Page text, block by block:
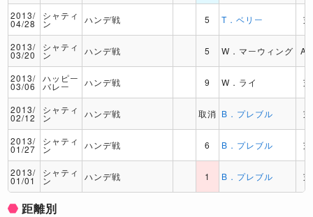
2013/
04/28
シャティ
ン ハンデ戦 5 T．ベリー 芝
2013/
03/20
シャティ
ン ハンデ戦 5 W．マーウィング
2013/
03/06
ハッピー
バレー ハンデ戦 9 W．ライ 芝
2013/
02/12
シャティ
ン ハンデ戦 取消 B．プレブル 芝
2013/
01/27
シャティ
ン ハンデ戦 6 B．プレブル 芝
2013/
01/01
シャティ
ン ハンデ戦 1 B．プレブル 芝
距離別